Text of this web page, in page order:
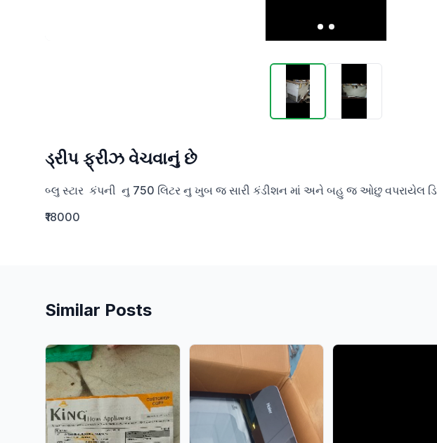
ડ્રીપ ફ્રીઝ વેચવાનું છે
બ્લુ સ્ટાર  કંપની  નુ 750 લિટર નુ ખુબ જ સારી કંડીશન માં અને બહુ જ ઓછુ વપરાયેલ
₹18000
Similar Posts